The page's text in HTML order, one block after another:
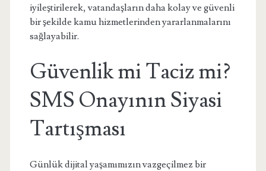
iyileştirilerek, vatandaşların daha kolay ve güvenli
bir şekilde kamu hizmetlerinden yararlanmalarını
sağlayabilir.
Güvenlik mi Taciz mi?
SMS Onayının Siyasi
Tartışması
Günlük dijital yaşamımızın vazgeçilmez bir